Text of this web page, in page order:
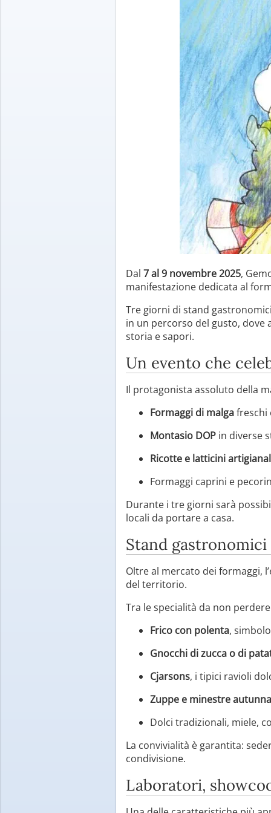
Dal 7 al 9 novembre 2025,
manifestazione dedicata al
Tre giorni di stand
in un percorso del gusto,
storia e sapori.
Un evento che
Il protagonista assoluto della
Formaggi di malgafreschi
Montasio DOP in diverse
Ricotte e latticini
Formaggi caprini e
Durante i tre giorni sarà
locali da portare a casa.
Stand
Oltre al mercato dei formaggi,
del territorio.
Tra le specialità da non
Frico con polenta,
Gnocchi di zucca o di
Cjarsons, i tipici ravioli
Zuppe e minestre
Dolci tradizionali, miele,
La convivialità è garantita:
condivisione.
Laboratori,